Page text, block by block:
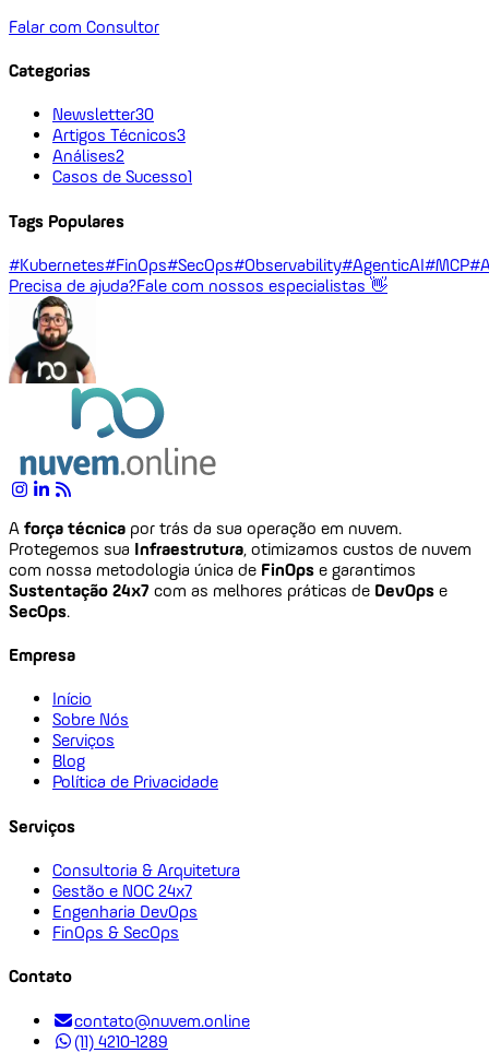
Falar com Consultor
Categorias
Newsletter30
Artigos Técnicos3
Análises2
Casos de Sucesso1
Tags Populares
#Kubernetes#FinOps#SecOps#Observability#AgenticAI#MCP
Precisa de ajuda?Fale com nossos especialistas 👋
A força técnica por trás da sua operação em nuvem.
Protegemos sua Infraestrutura, otimizamos custos de nuvem
com nossa metodologia única de FinOps e garantimos
Sustentação 24x7 com as melhores práticas de DevOps e
SecOps.
Empresa
Início
Sobre Nós
Serviços
Blog
Política de Privacidade
Serviços
Consultoria & Arquitetura
Gestão e NOC 24x7
Engenharia DevOps
FinOps & SecOps
Contato
contato@nuvem.online
(11) 4210-1289